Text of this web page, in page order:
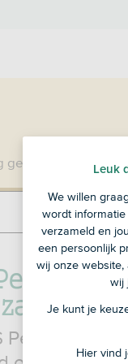
geen klant bij SNS?
Persoonlijke
Leuk
We willen
wordt
verzameld en
een persoonlijk
wij onze website,
wij
Je kunt je
Hier vind